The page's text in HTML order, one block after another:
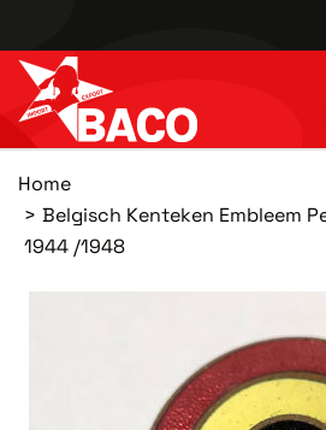
Home
Belgisch Kenteken Embleem
1944 /1948